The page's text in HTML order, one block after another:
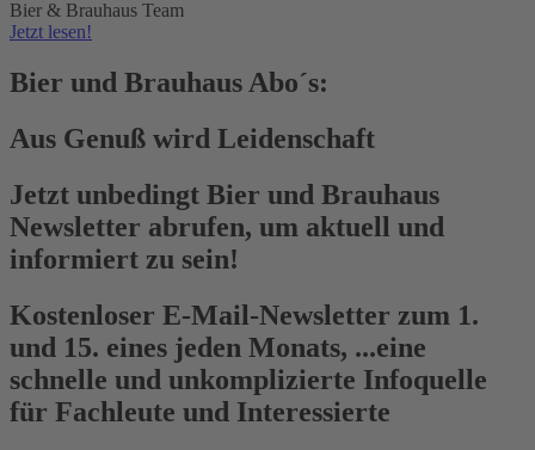
Bier & Brauhaus Team
Jetzt lesen!
Bier und Brauhaus Abo´s:
Aus Genuß wird Leidenschaft
Jetzt unbedingt Bier und Brauhaus
Newsletter abrufen, um aktuell und
informiert zu sein!
Kostenloser E-Mail-Newsletter zum 1.
und 15. eines jeden Monats, ...eine
schnelle und unkomplizierte Infoquelle
für Fachleute und Interessierte